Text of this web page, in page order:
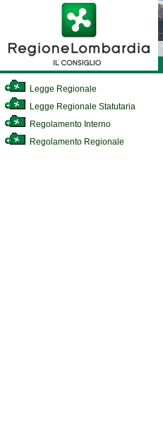
Legge Regionale
Legge Regionale Statutaria
Regolamento Interno
Regolamento Regionale